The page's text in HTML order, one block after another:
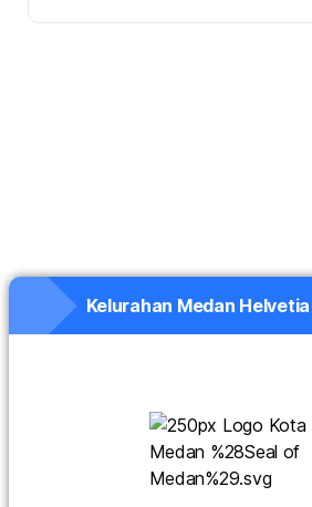
Kelurahan Medan